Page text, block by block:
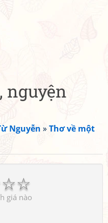
nguyện
Nguyễn »Thơ về một
☆
☆
giá nào